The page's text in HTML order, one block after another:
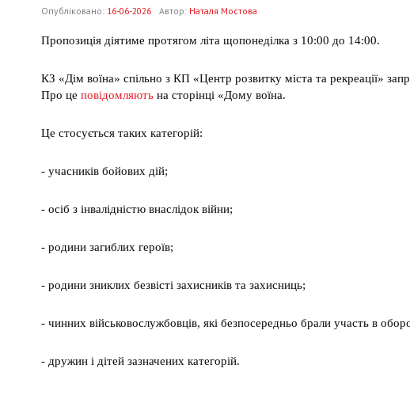
Опубліковано: 16-06-2026 Автор: Наталя Мостова
Пропозиція діятиме протягом літа щопонеділка з 10:00 до 14:00.
КЗ «Дім воїна» спільно з КП «Центр розвитку міста та рекреації»
Про це повідомляють на сторінці «Дому воїна.
Це стосується таких категорій:
- учасників бойових дій;
- осіб з інвалідністю внаслідок війни;
- родини загиблих героїв;
- родини зниклих безвісті захисників та захисниць;
- чинних військовослужбовців, які безпосередньо брали участь в
- дружин і дітей зазначених категорій.